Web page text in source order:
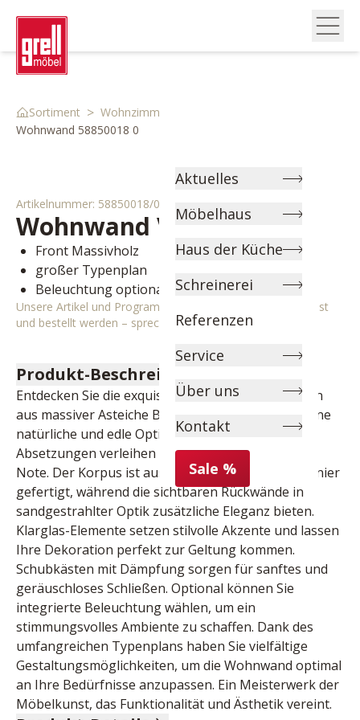
Aktuelles
Möbelhaus
Haus der Küche
Schreinerei
Referenzen
Service
Über uns
Kontakt
Sale %
Sortiment > Wohnzimmer
Wohnwand 58850018 0
Artikelnummer: 58850018/0
Wohnwand Varas
Front Massivholz
großer Typenplan
Beleuchtung optional
Unsere Artikel und Programme können individuell angepasst
und bestellt werden – sprechen Sie uns gerne an!
Produkt-Beschreibung
Entdecken Sie die exquisite Wohnwand mit Fronten
aus massiver Asteiche Bianco Lamelle, geölt für eine
natürliche und edle Optik. Die graulackierten
Absetzungen verleihen dem Design eine moderne
Note. Der Korpus ist aus hochwertigem Eichenfurnier
gefertigt, während die sichtbaren Rückwände in
sandgestrahlter Optik zusätzliche Eleganz bieten.
Klarglas-Elemente setzen stilvolle Akzente und lassen
Ihre Dekoration perfekt zur Geltung kommen.
Schubkästen mit Dämpfung sorgen für sanftes und
geräuschloses Schließen. Optional können Sie
integrierte Beleuchtung wählen, um ein
stimmungsvolles Ambiente zu schaffen. Dank des
umfangreichen Typenplans haben Sie vielfältige
Gestaltungsmöglichkeiten, um die Wohnwand optimal
an Ihre Bedürfnisse anzupassen. Ein Meisterwerk der
Möbelkunst, das Funktionalität und Ästhetik vereint.